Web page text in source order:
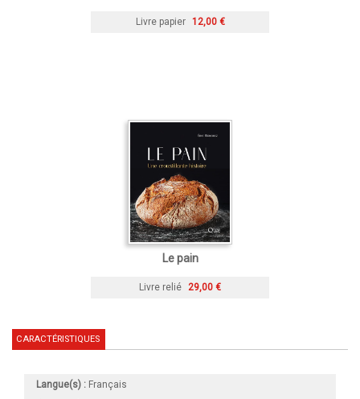
Livre papier 12,00 €
Le pain
Livre relié 29,00 €
CARACTÉRISTIQUES
Langue(s) : Français